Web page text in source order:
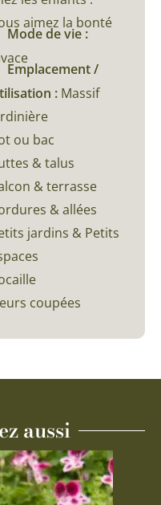
aimez la bonté
Mode de vie :
Emplacement /
: Massif
ou bac
& talus
& terrasse
& allées
jardins & Petits
coupées
aussi